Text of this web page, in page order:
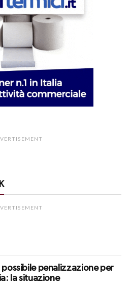
possibile penalizzazione per
la situazione